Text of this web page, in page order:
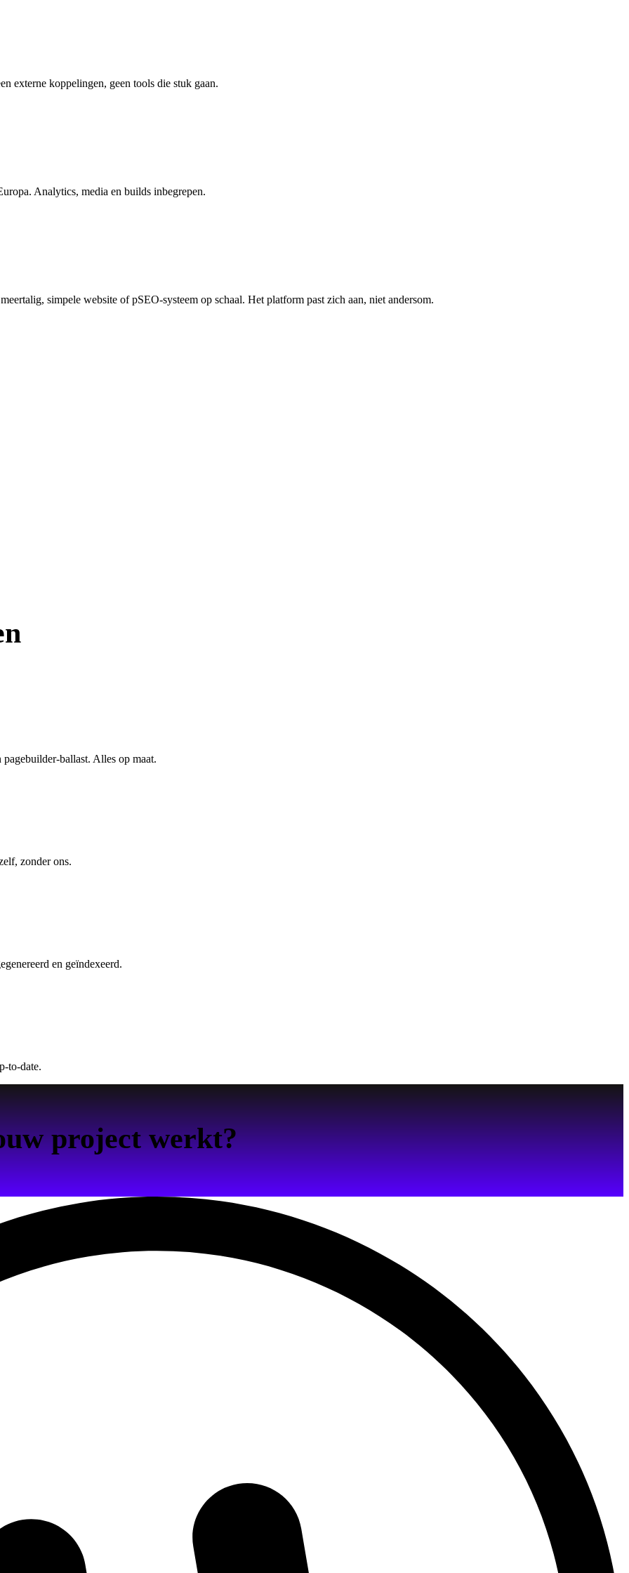
externe koppelingen, geen tools die stuk gaan.
Analytics, media en builds inbegrepen.
simpele website of pSEO-systeem op schaal. Het platform past zich aan, niet andersom.
ballast. Alles op maat.
zonder ons.
en geïndexeerd.
to-date.
project werkt?